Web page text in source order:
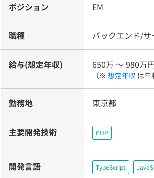
ポジション EM
職種 バックエンド/
給与(想定年収) 650万 〜 980万
（※ 想定年収 は年
勤務地 東京都
主要開発技術 PHP
開発言語 TypeScript